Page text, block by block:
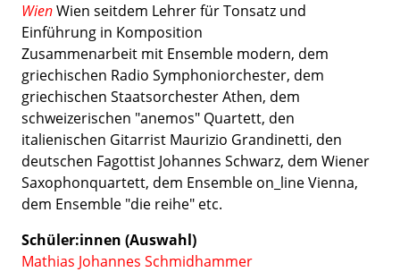
WienWien seitdem Lehrer für Tonsatz und
Einführung in Komposition
Zusammenarbeit mit Ensemble modern, dem
griechischen Radio Symphoniorchester, dem
griechischen Staatsorchester Athen, dem
schweizerischen "anemos" Quartett, den
italienischen Gitarrist Maurizio Grandinetti, den
deutschen Fagottist Johannes Schwarz, dem Wiener
Saxophonquartett, dem Ensemble on_line Vienna,
dem Ensemble "die reihe" etc.
Schüler:innen (Auswahl)
Mathias Johannes Schmidhammer